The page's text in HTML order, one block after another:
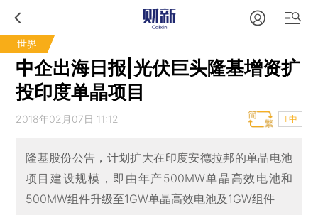
世界
中企出海日报|光伏巨头隆基增资扩
投印度单晶项目
2018年02月07日 11:12 T中
​​隆基股份公告，计划扩大在印度安德拉邦的单晶电池
项目建设规模，即由年产500MW单晶高效电池和
500MW组件升级至1GW单晶高效电池及1GW组件